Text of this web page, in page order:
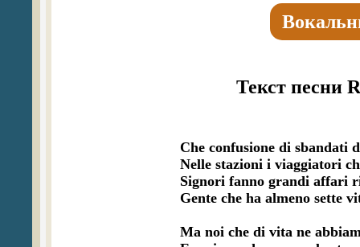
Текст песни
Che confusione di sbandati
Nelle stazioni i viaggiatori
Signori fanno grandi affari
Gente che ha almeno sette
Ma noi che di vita ne